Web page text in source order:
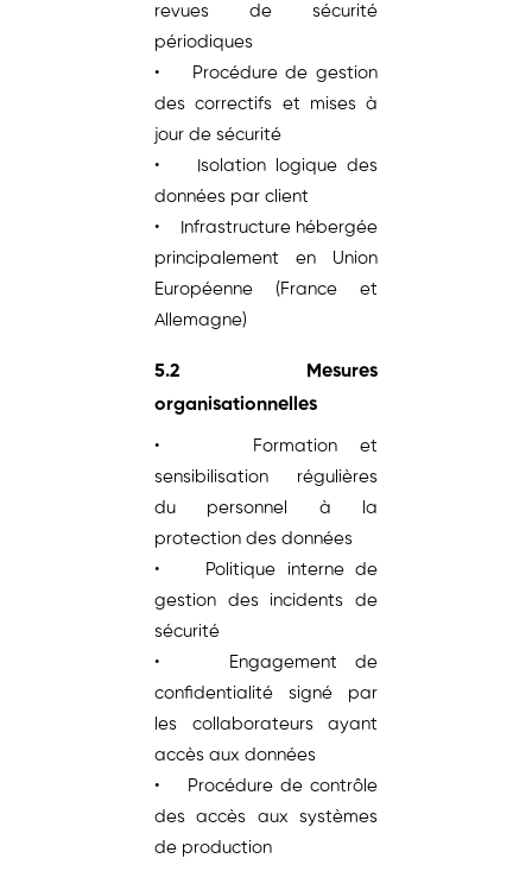
revues de sécurité
périodiques
• Procédure de gestion
des correctifs et mises à
jour de sécurité
• Isolation logique des
données par client
• Infrastructure hébergée
principalement en Union
Européenne (France et
Allemagne)
5.2 Mesures
organisationnelles
• Formation et
sensibilisation régulières
du personnel à la
protection des données
• Politique interne de
gestion des incidents de
sécurité
• Engagement de
confidentialité signé par
les collaborateurs ayant
accès aux données
• Procédure de contrôle
des accès aux systèmes
de production